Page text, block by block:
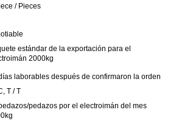
/ Pieces
estándar de la exportación para el
2000kg
laborables después de confirmaron la orden
T / T
pedazos por el electroimán del mes